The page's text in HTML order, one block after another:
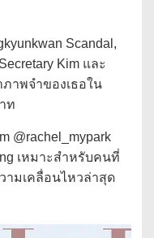
Scandal,
Kim และ
ภาพจำของเธอใน
ท
@rachel_mypark
เหมาะสำหรับคนที่
ามเคลื่อนไหวล่าสุด